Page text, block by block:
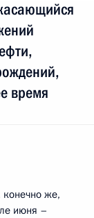
время
конечно же,
июня –